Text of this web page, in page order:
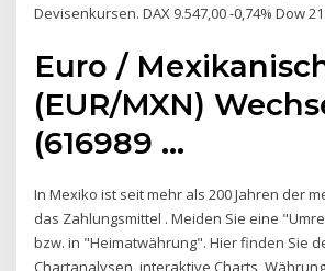
Devisenkursen. DAX 9.547,00 -0,74% Dow
Euro /
(EUR/MXN)
(616989 ...
In Mexiko ist seit mehr als 200 Jahren der
das Zahlungsmittel . Meiden Sie eine
bzw. in "Heimatwährung". Hier finden Sie